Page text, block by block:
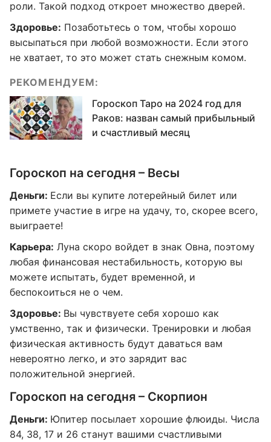
роли. Такой подход откроет множество дверей.
Здоровье: Позаботьтесь о том, чтобы хорошо
высыпаться при любой возможности. Если этого
не хватает, то это может стать снежным комом.
РЕКОМЕНДУЕМ:
Гороскоп Таро на 2024 год для
Раков: назван самый прибыльный
и счастливый месяц
Гороскоп на сегодня – Весы
Деньги: Если вы купите лотерейный билет или
примете участие в игре на удачу, то, скорее всего,
выиграете!
Карьера: Луна скоро войдет в знак Овна, поэтому
любая финансовая нестабильность, которую вы
можете испытать, будет временной, и
беспокоиться не о чем.
Здоровье: Вы чувствуете себя хорошо как
умственно, так и физически. Тренировки и любая
физическая активность будут даваться вам
невероятно легко, и это зарядит вас
положительной энергией.
Гороскоп на сегодня – Скорпион
Деньги: Юпитер посылает хорошие флюиды. Числа
84, 38, 17 и 26 станут вашими счастливыми